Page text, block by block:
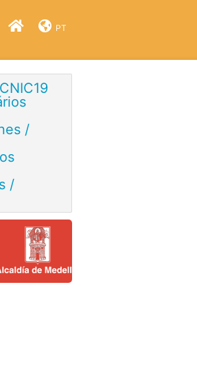
PT
/
/